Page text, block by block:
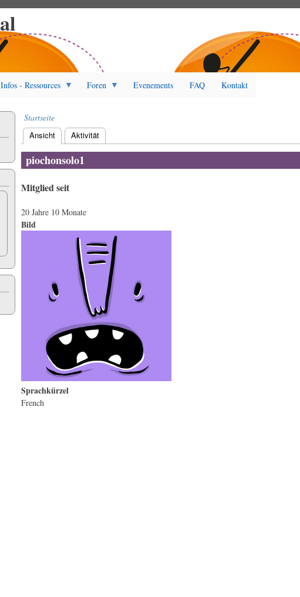
Infos - Ressources Foren Evenements FAQ Kontakt
Pfadnavigation
Startseite
Primäre
Reiter
Ansicht (aktiver Reiter)
Aktivität
piochonsolo1
Mitglied seit
20 Jahre 10 Monate
Bild
Sprachkürzel
French